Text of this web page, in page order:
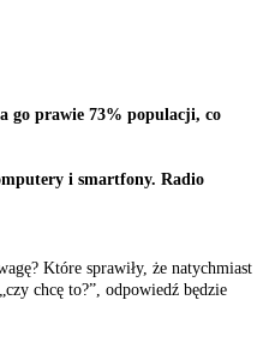
go prawie 73% populacji, co
i smartfony. Radio
Które sprawiły, że natychmiast
chcę to?”, odpowiedź będzie